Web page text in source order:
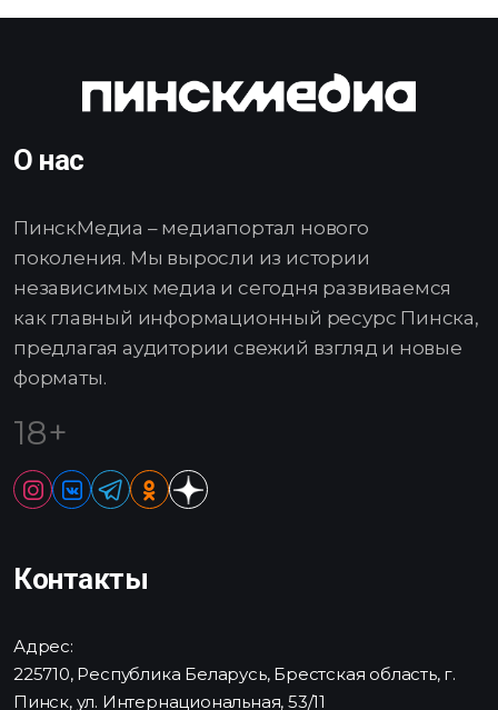
О нас
ПинскМедиа – медиапортал нового
поколения. Мы выросли из истории
независимых медиа и сегодня развиваемся
как главный информационный ресурс Пинска,
предлагая аудитории свежий взгляд и новые
форматы.
18+
Контакты
Адрес:
225710, Республика Беларусь, Брестская область, г.
Пинск, ул. Интернациональная, 53/11